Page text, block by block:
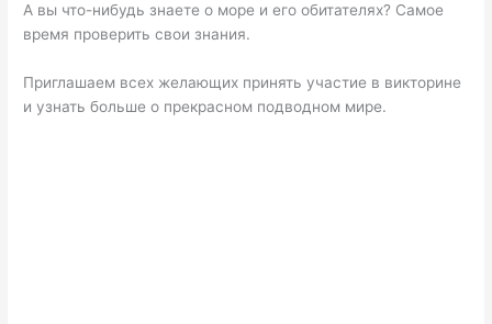
А вы что-нибудь знаете о море и его обитателях? Самое
время проверить свои знания.
Приглашаем всех желающих принять участие в викторине
и узнать больше о прекрасном подводном мире.